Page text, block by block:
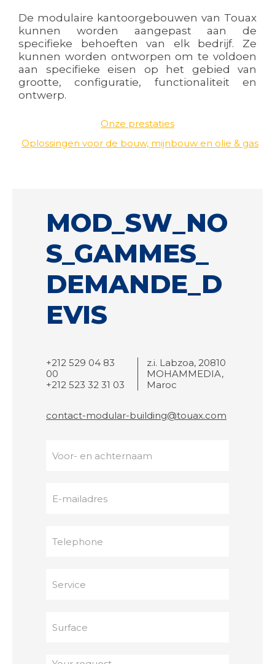
De modulaire kantoorgebouwen van Touax
kunnen worden aangepast aan de
specifieke behoeften van elk bedrijf. Ze
kunnen worden ontworpen om te voldoen
aan specifieke eisen op het gebied van
grootte, configuratie, functionaliteit en
ontwerp.
Onze prestaties
Oplossingen voor de bouw, mijnbouw en olie & gas
MOD_SW_NO
S_GAMMES_
DEMANDE_D
EVIS
+212 529 04 83
00
+212 523 32 31 03
z.i. Labzoa, 20810
MOHAMMEDIA,
Maroc
contact-modular-building@touax.com